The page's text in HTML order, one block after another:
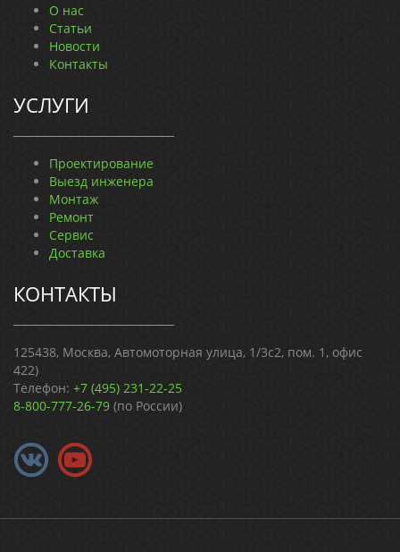
О нас
Статьи
Новости
Контакты
УСЛУГИ
Проектирование
Выезд инженера
Монтаж
Ремонт
Сервис
Доставка
КОНТАКТЫ
125438, Москва, Автомоторная улица, 1/3с2, пом. 1, офис
422)
Телефон: +7 (495) 231-22-25
8-800-777-26-79 (по России)